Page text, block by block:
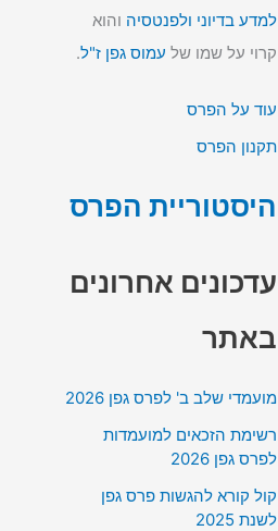
למדע בדיוני ולפנטסיה והוא
קרוי על שמו של עמוס גפן ז"ל.
עוד על הפרס
תקנון הפרס
היסטוריית הפרס
עדכונים אחרונים
באתר
מועמדי שלב ב' לפרס גפן 2026
רשימת הזכאים למועמדות
לפרס גפן 2026
קול קורא להגשות פרס גפן
לשנת 2025